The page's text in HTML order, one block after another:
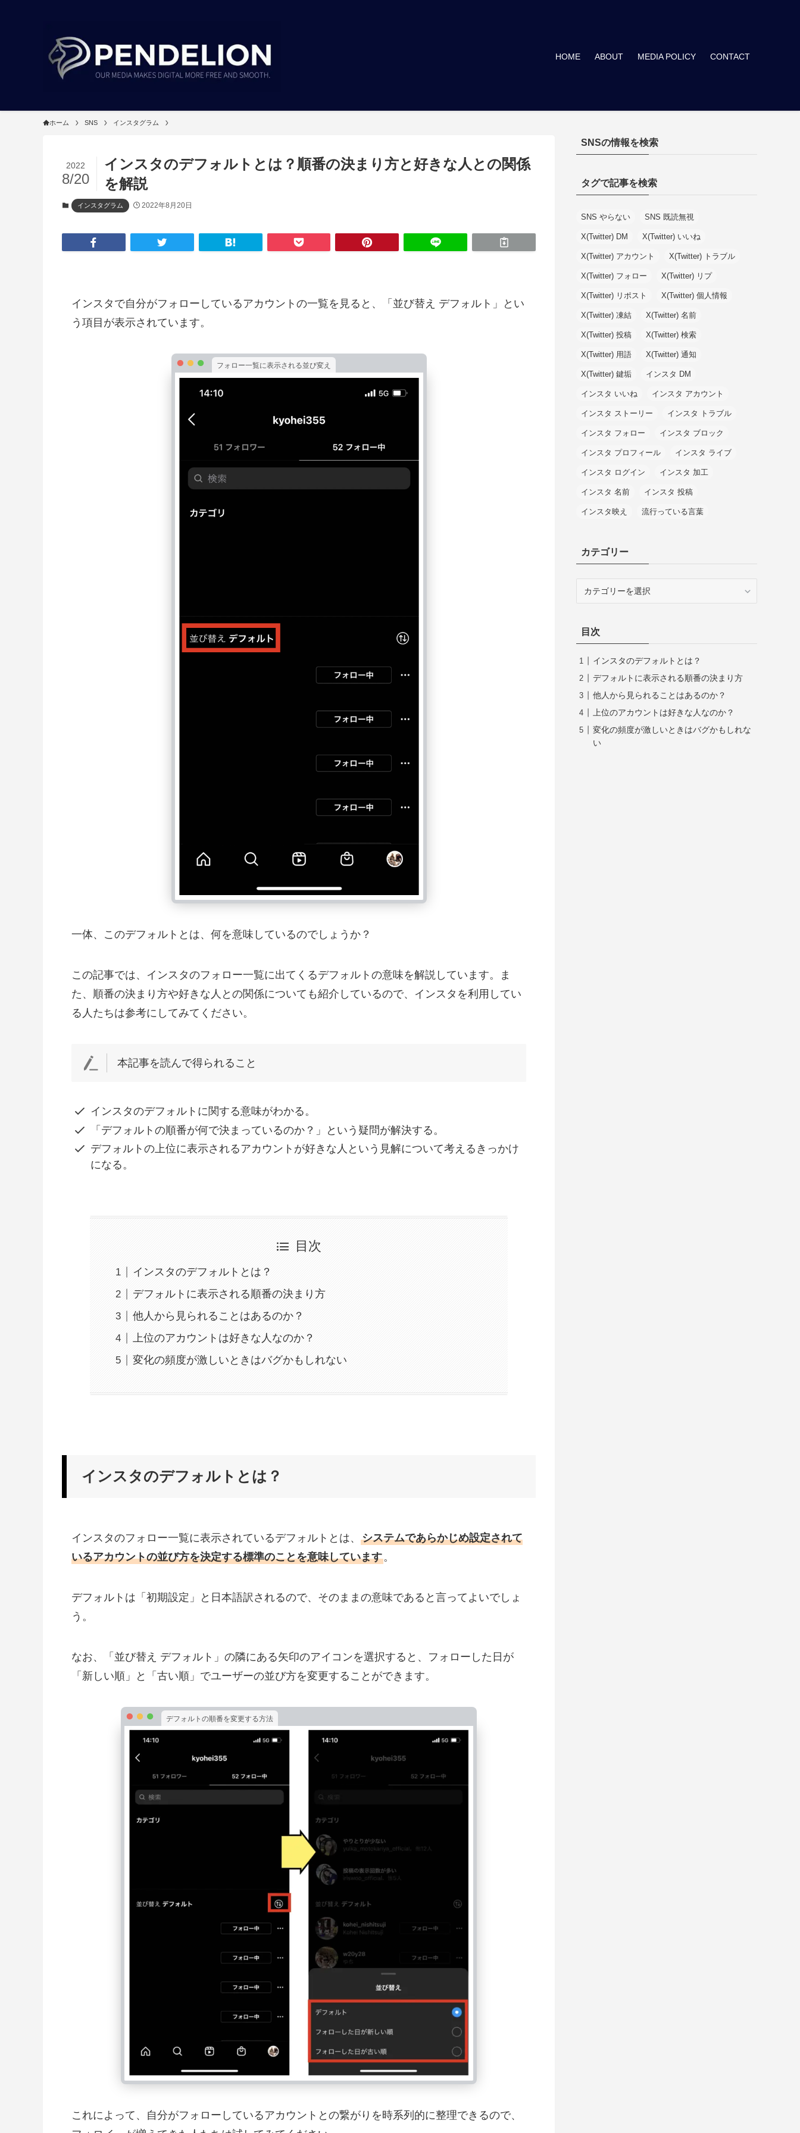
HOME ABOUT MEDIA POLICY CONTACT
ホーム SNS インスタグラム
インスタのデフォルトとは？順番の決まり方と好きな人との関係
を解説
2022
8/20
インスタグラム 2022年8月20日
インスタで自分がフォローしているアカウントの一覧を見ると、「並び替え デフォルト」とい
う項目が表示されています。
フォロー一覧に表示される並び変え
一体、このデフォルトとは、何を意味しているのでしょうか？
この記事では、インスタのフォロー一覧に出てくるデフォルトの意味を解説しています。ま
た、順番の決まり方や好きな人との関係についても紹介しているので、インスタを利用してい
る人たちは参考にしてみてください。
本記事を読んで得られること
インスタのデフォルトに関する意味がわかる。
「デフォルトの順番が何で決まっているのか？」という疑問が解決する。
デフォルトの上位に表示されるアカウントが好きな人という見解について考えるきっかけ
になる。
目次
インスタのデフォルトとは？
デフォルトに表示される順番の決まり方
他人から見られることはあるのか？
上位のアカウントは好きな人なのか？
変化の頻度が激しいときはバグかもしれない
インスタのデフォルトとは？
インスタのフォロー一覧に表示されているデフォルトとは、 システムであらかじめ設定されて
いるアカウントの並び方を決定する標準のことを意味しています 。
デフォルトは「初期設定」と日本語訳されるので、そのままの意味であると言ってよいでしょ
う。
なお、「並び替え デフォルト」の隣にある矢印のアイコンを選択すると、フォローした日が
「新しい順」と「古い順」でユーザーの並び方を変更することができます。
デフォルトの順番を変更する方法
これによって、自分がフォローしているアカウントとの繋がりを時系列的に整理できるので、
SNSの情報を検索
タグで記事を検索
SNS やらない SNS 既読無視
X(Twitter) DM X(Twitter) いいね
X(Twitter) アカウント X(Twitter) トラブル
X(Twitter) フォロー X(Twitter) リプ
X(Twitter) リポスト X(Twitter) 個人情報
X(Twitter) 凍結 X(Twitter) 名前
X(Twitter) 投稿 X(Twitter) 検索
X(Twitter) 用語 X(Twitter) 通知
X(Twitter) 鍵垢 インスタ DM
インスタ いいね インスタ アカウント
インスタ ストーリー インスタ トラブル
インスタ フォロー インスタ ブロック
インスタ プロフィール インスタ ライブ
インスタ ログイン インスタ 加工
インスタ 名前 インスタ 投稿
インスタ映え 流行っている言葉
カテゴリー
ー目次
インスタのデフォルトとは？
デフォルトに表示される順番の決まり方
他人から見られることはあるのか？
上位のアカウントは好きな人なのか？
変化の頻度が激しいときはバグかもしれな
い